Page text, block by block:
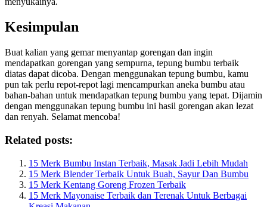
Kesimpulan
Buat kalian yang gemar menyantap gorengan dan ingin
mendapatkan gorengan yang sempurna, tepung bumbu terbaik
diatas dapat dicoba. Dengan menggunakan tepung bumbu, kamu
pun tak perlu repot-repot lagi mencampurkan aneka bumbu atau
bahan-bahan untuk mendapatkan tepung bumbu yang tepat. Dijamin
dengan menggunakan tepung bumbu ini hasil gorengan akan lezat
dan renyah. Selamat mencoba!
Related posts:
15 Merk Bumbu Instan Terbaik, Masak Jadi Lebih Mudah
15 Merk Blender Terbaik Untuk Buah, Sayur Dan Bumbu
15 Merk Kentang Goreng Frozen Terbaik
15 Merk Mayonaise Terbaik dan Terenak Untuk Berbagai